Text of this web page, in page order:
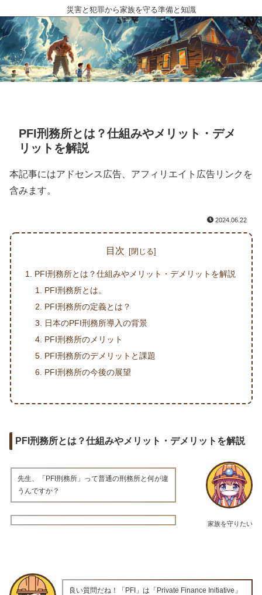
災害と犯罪から家族を守る準備と知識
PFI刑務所とは？仕組みやメリット・デメ
リットを解説
本記事にはアドセンス広告、アフィリエイト広告リンクを
含みます。
2024.06.22
目次
PFI刑務所とは？仕組みやメリット・デメリットを解説
PFI刑務所とは。
PFI刑務所の定義とは？
日本のPFI刑務所導入の背景
PFI刑務所のメリット
PFI刑務所のデメリットと課題
PFI刑務所の今後の展望
PFI刑務所とは？仕組みやメリット・デメリットを解説
家族を守りたい
先生、「PFI刑務所」って普通の刑務所と何が違
うんですか？
良い質問だね！「PFI」は「Private Finance Initiative」